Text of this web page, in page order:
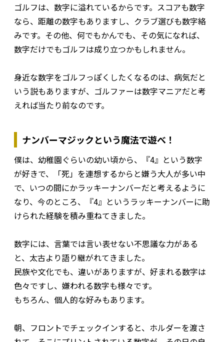
ゴルフは、数字に溢れているからです。スコアも数字
なら、距離の数字もありますし、クラブ選びも数字絡
みです。その他、何でもかんでも、その気になれば、
数字だけでもゴルフは成り立つかもしれません。
身近な数字をゴルフっぽくしたくなるのは、病気だと
いう説もありますが、ゴルファーは数字マニアだと考
えれば当たり前なのです。
ナンバーマジックという魔法で遊べ！
僕は、幼稚園ぐらいの幼い頃から、『4』という数字
が好きで、「死」を連想するからと嫌う大人が多い中
で、いつの間にかラッキーナンバーだと考えるように
なり、今のところ、『4』というラッキーナンバーに助
けられた経験を積み重ねてきました。
数字には、言葉では言い表せない不思議な力がある
と、太古より語り継がれてきました。
民族や文化でも、違いがありますが、好まれる数字は
色々ですし、嫌われる数字も様々です。
もちろん、個人的な好みもあります。
朝、フロントでチェックインすると、ホルダーを渡さ